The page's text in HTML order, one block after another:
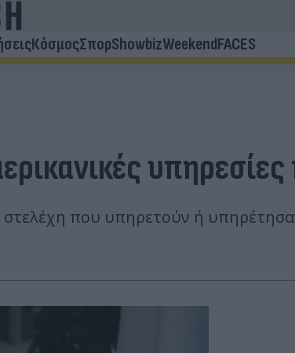
ΚόσμοςΣπορShowbizWeekendFACES
που υπηρετούν ή